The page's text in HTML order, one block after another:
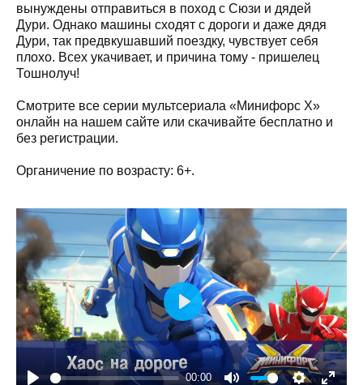
вынуждены отправиться в поход с Сюзи и дядей
Дури. Однако машины сходят с дороги и даже дядя
Дури, так предвкушавший поездку, чувствует себя
плохо. Всех укачивает, и причина тому - пришелец
Тошнолуч!
Смотрите все серии мультсериала «Минифорс X»
онлайн на нашем сайте или скачивайте бесплатно и
без регистрации.
Органичение по возрасту: 6+.
00:00
Play